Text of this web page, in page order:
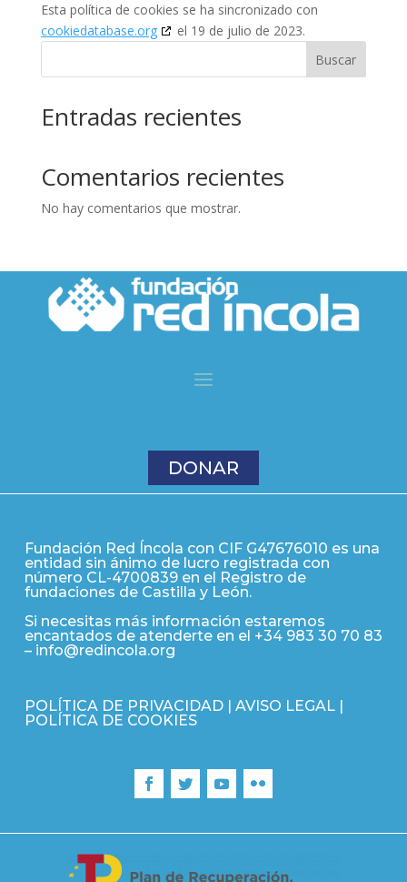
Esta política de cookies se ha sincronizado con
cookiedatabase.org
el 19 de julio de 2023.
Buscar
Entradas recientes
Comentarios recientes
No hay comentarios que mostrar.
DONAR
Fundación Red Íncola con CIF G47676010 es una
entidad sin ánimo de lucro registrada con
número CL-4700839 en el Registro de
fundaciones de Castilla y León.
Si necesitas más información estaremos
encantados de atenderte en el +34 983 30 70 83
– info@redincola.org
POLÍTICA DE PRIVACIDAD| AVISO LEGAL|
POLÍTICA DE COOKIES